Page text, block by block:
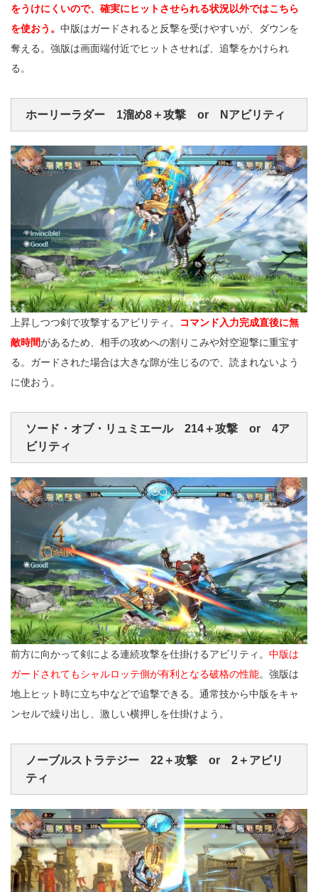
をうけにくいので、確実にヒットさせられる状況以外ではこちら
を使おう。 中版はガードされると反撃を受けやすいが、ダウンを
奪える。強版は画面端付近でヒットさせれば、追撃をかけられ
る。
ホーリーラダー 1溜め8＋攻撃 or Nアビリティ
上昇しつつ剣で攻撃するアビリティ。
コマンド入力完成直後に無
敵時間があるため、相手の攻めへの割りこみや対空迎撃に重宝す
る。ガードされた場合は大きな隙が生じるので、読まれないよう
に使おう。
ソード・オブ・リュミエール 214＋攻撃 or 4ア
ビリティ
前方に向かって剣による連続攻撃を仕掛けるアビリティ。 中版は
ガードされてもシャルロッテ側が有利となる破格の性能。強版は
地上ヒット時に立ち中などで追撃できる。通常技から中版をキャ
ンセルで繰り出し、激しい横押しを仕掛けよう。
ノーブルストラテジー 22＋攻撃 or 2＋アビリ
ティ